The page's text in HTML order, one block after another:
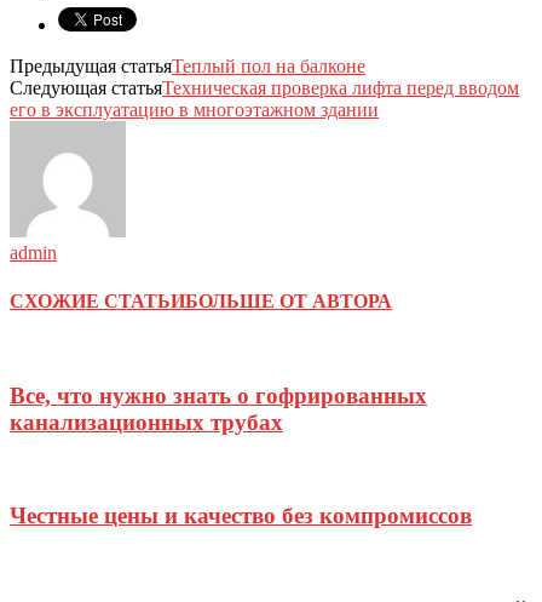
Предыдущая статьяТеплый пол на балконе
Следующая статьяТехническая проверка лифта перед вводом
его в эксплуатацию в многоэтажном здании
admin
СХОЖИЕ СТАТЬИБОЛЬШЕ ОТ АВТОРА
Все, что нужно знать о гофрированных
канализационных трубах
Честные цены и качество без компромиссов